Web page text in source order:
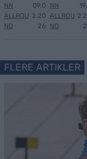
NN
ALLROU
ND
09.0
2.20
26
NN
ALLROU
ND
FLERE ARTIKLER